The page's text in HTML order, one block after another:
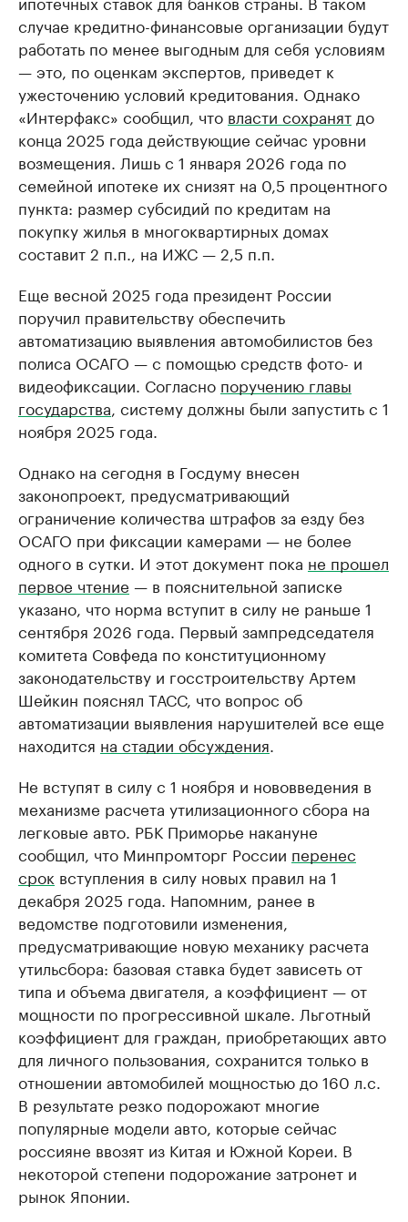
случае кредитно-финансовые организации будут
работать по менее выгодным для себя условиям
— это, по оценкам экспертов, приведет к
ужесточению условий кредитования. Однако
«Интерфакс» сообщил, что власти сохранят до
конца 2025 года действующие сейчас уровни
возмещения. Лишь с 1 января 2026 года по
семейной ипотеке их снизят на 0,5 процентного
пункта: размер субсидий по кредитам на
покупку жилья в многоквартирных домах
составит 2 п.п., на ИЖС — 2,5 п.п.
Еще весной 2025 года президент России
поручил правительству обеспечить
автоматизацию выявления автомобилистов без
полиса ОСАГО — с помощью средств фото- и
видеофиксации. Согласно поручению главы
государства , систему должны были запустить с 1
ноября 2025 года.
Однако на сегодня в Госдуму внесен
законопроект, предусматривающий
ограничение количества штрафов за езду без
ОСАГО при фиксации камерами — не более
одного в сутки. И этот документ пока не прошел
первое чтение — в пояснительной записке
указано, что норма вступит в силу не раньше 1
сентября 2026 года. Первый зампредседателя
комитета Совфеда по конституционному
законодательству и госстроительству Артем
Шейкин пояснял ТАСС, что вопрос об
автоматизации выявления нарушителей все еще
находится на стадии обсуждения
Не вступят в силу с 1 ноября и нововведения в
механизме расчета утилизационного сбора на
легковые авто. РБК Приморье накануне
сообщил, что Минпромторг России перенес
срок вступления в силу новых правил на 1
декабря 2025 года. Напомним, ранее в
ведомстве подготовили изменения,
предусматривающие новую механику расчета
утильсбора: базовая ставка будет зависеть от
типа и объема двигателя, а коэффициент — от
мощности по прогрессивной шкале. Льготный
коэффициент для граждан, приобретающих авто
для личного пользования, сохранится только в
отношении автомобилей мощностью до 160 л.с.
В результате резко подорожают многие
популярные модели авто, которые сейчас
россияне ввозят из Китая и Южной Кореи. В
некоторой степени подорожание затронет и
рынок Японии.